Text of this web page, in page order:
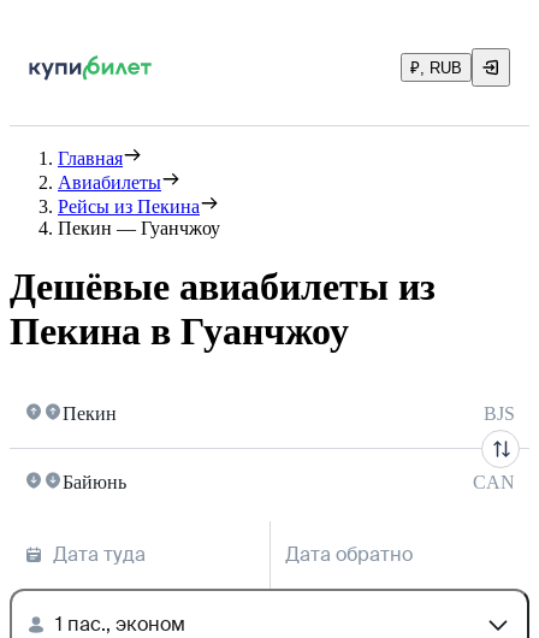
₽, RUB
Главная
Авиабилеты
Рейсы из Пекина
Пекин — Гуанчжоу
Дешёвые авиабилеты из
Пекина в Гуанчжоу
Пекин BJS
Байюнь CAN
Дата туда Дата обратно
1 пас., эконом